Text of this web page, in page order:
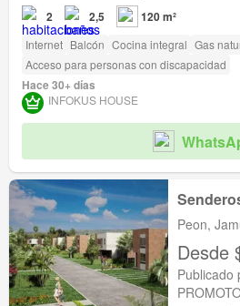
2 2,5 120 m²
Internet Balcón Cocina integral Gas
Acceso para personas con discapacidad
Hace 30+ días
INFOKUS HOUSE
Vilas
Peon,
Cauca
Desde
Publicado